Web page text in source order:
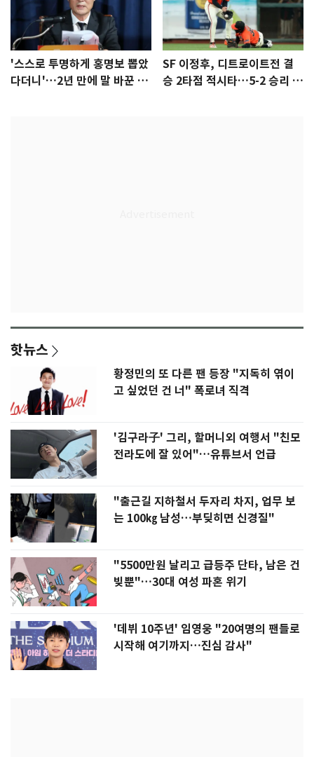
'스스로 투명하게 홍명보 뽑았
다더니'…2년 만에 말 바꾼 이
SF 이정후, 디트로이트전 결
승 2타점 적시타…5-2 승리 견
핫뉴스
황정민의 또 다른 팬 등장 "지독히 엮이
고 싶었던 건 너" 폭로녀 직격
'김구라子' 그리, 할머니외 여행서 "친모
전라도에 잘 있어"…유튜브서 언급
"출근길 지하철서 두자리 차지, 업무 보
는 100㎏ 남성…부딪히면 신경질"
"5500만원 날리고 급등주 단타, 남은 건
빚뿐"…30대 여성 파혼 위기
'데뷔 10주년' 임영웅 "20여명의 팬들로
시작해 여기까지…진심 감사"